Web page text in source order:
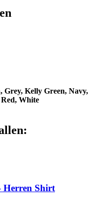
Grey, Kelly Green, Navy,
White
Herren Shirt